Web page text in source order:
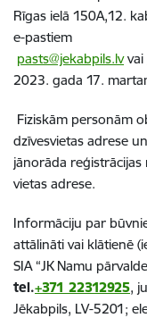
Rīgas ielā 150A,12.
e-pastiem
pasts@jekabpils.lvvai
2023. gada 17.
Fiziskām personām
dzīvesvietas adrese
jānorāda
vietas adrese.
Informāciju par
attālināti vai klātienē
SIA “JK Namu
tel.+371 22312925,
Jēkabpils, LV-5201;